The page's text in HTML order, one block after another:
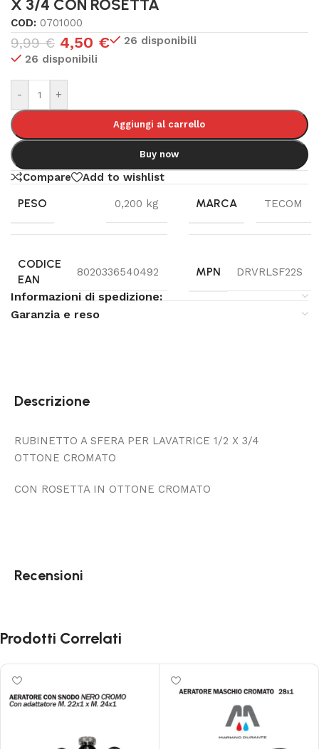
X 3/4 CON ROSETTA
COD: 0701000
9,99€ 4,50 €
26 disponibili
26 disponibili
- +
Aggiungi al carrello
Buy now
Compare Add to wishlist
PESO 0,200 kg MARCA TECOM
CODICE
EAN
8020336540492 MPN DRVRLSF22S
Informazioni di spedizione:
Garanzia e reso
Descrizione
RUBINETTO A SFERA PER LAVATRICE 1/2 X 3/4
OTTONE CROMATO
CON ROSETTA IN OTTONE CROMATO
Recensioni
Prodotti Correlati